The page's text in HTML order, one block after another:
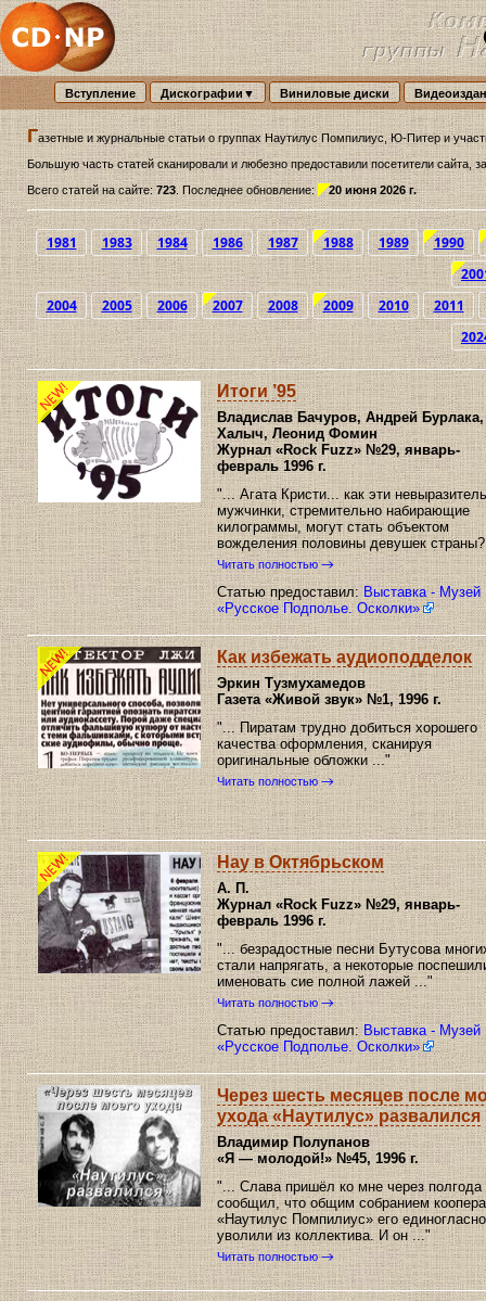
Вступление Дискографии▼ Виниловые диски
Газетные и журнальные статьи о группах Наутилус Помпилиус, Ю-Питер и
Большую часть статей сканировали и любезно предоставили посетители сайта,
Всего статей на сайте:723. Последнее обновление: 20 июня 2026 г.
1981 1983 1984 1986 1987 1988 1989
1990
2004
2005 2006 2007 2008 2009 2010
2011
Итоги ’95
Владислав Бачуров, Андрей
Халыч, Леонид Фомин
Журнал «Rock Fuzz» №29, январь-
февраль 1996 г.
"... Агата Кристи... как эти
мужчинки, стремительно набирающие
килограммы, могут стать объектом
вожделения половины девушек
Читать полностью
Статью предоставил: Выставка - Музей
«Русское Подполье. Осколки»
Как избежать аудиоподделок
Эркин Тузмухамедов
Газета «Живой звук»№1, 1996 г.
"... Пиратам трудно добиться хорошего
качества оформления, сканируя
оригинальные обложки ..."
Читать полностью
Нау в Октябрьском
А. П.
Журнал «Rock Fuzz» №29, январь-
февраль 1996 г.
"... безрадостные песни Бутусова
стали напрягать, а некоторые
именовать сие полной лажей ..."
Читать полностью
Статью предоставил:Выставка - Музей
«Русское Подполье. Осколки»
Через шесть месяцев после
ухода «Наутилус» развалился
Владимир Полупанов
«Я — молодой!»№45, 1996 г.
"... Слава пришёл ко мне через полгода
сообщил, что общим собранием
«Наутилус Помпилиус» его единогласно
уволили из коллектива. И он ..."
Читать полностью